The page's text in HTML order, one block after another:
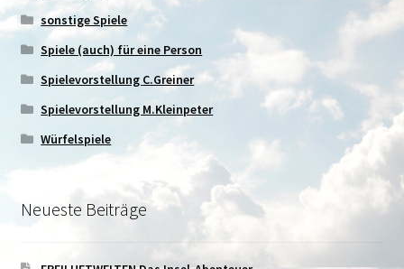
sonstige Spiele
Spiele (auch) für eine Person
Spielevorstellung C.Greiner
Spielevorstellung M.Kleinpeter
Würfelspiele
Neueste Beiträge